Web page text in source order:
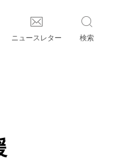
ニュースレター 検索